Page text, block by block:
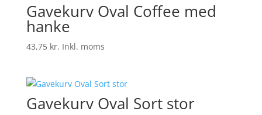
Gavekurv Oval Coffee med
hanke
43,75 kr. Inkl. moms
Gavekurv Oval Sort stor